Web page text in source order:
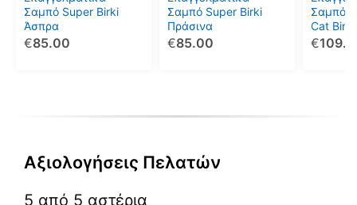
Σαμπό Super Birki
Άσπρα
85.00
€
να
επιλεγούν
στη
Σαμπό Super Birki
Πράσινα
85.00
€
να
επιλεγούν
στη
Σαμπό
Cat
€
να
στη
Αξιολογήσεις Πελατών
5 από 5 αστέρια